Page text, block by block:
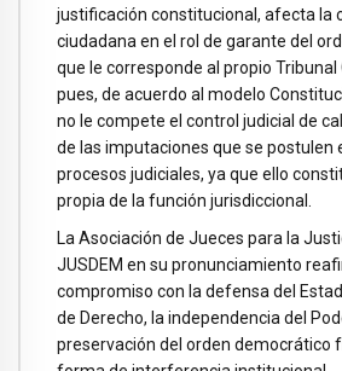
justificación constitucional, afecta la
ciudadana en el rol de garante del
que le corresponde al propio
pues, de acuerdo al modelo
no le compete el control judicial de
de las imputaciones que se postulen
procesos judiciales, ya que ello
propia de la función jurisdiccional.
La Asociación de Jueces para la
JUSDEM en su pronunciamiento
compromiso con la defensa del
de Derecho, la independencia del
preservación del orden democrático